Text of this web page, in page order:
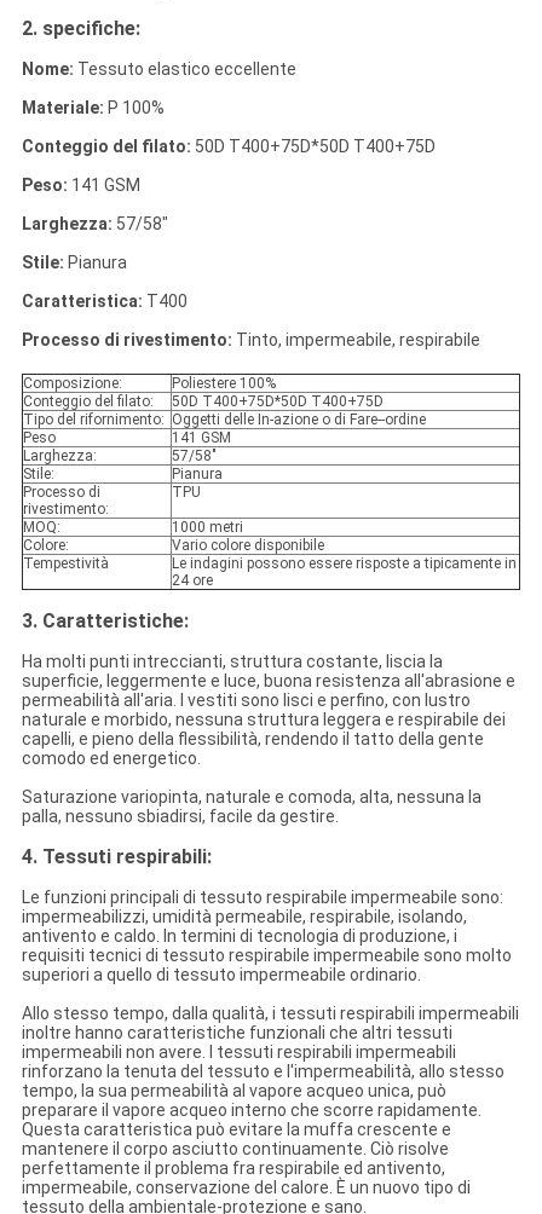
2. specifiche:
Nome: Tessuto elastico eccellente
Materiale: P 100%
Conteggio del filato: 50D T400+75D*50D T400+75D
Peso: 141 GSM
Larghezza: 57/58"
Stile: Pianura
Caratteristica: T400
Processo di rivestimento: Tinto, impermeabile, respirabile
Composizione:
Poliestere 100%
Conteggio del filato:
50D T400+75D*50D T400+75D
Tipo del rifornimento: Oggetti delle In-azione o di Fare--ordine
Peso
141 GSM
Larghezza:
57/58"
Stile:
Pianura
Processo di
rivestimento:
TPU
MOQ:
1000 metri
Colore:
Vario colore disponibile
Tempestività
Le indagini possono essere risposte a tipicamente in
24 ore
3. Caratteristiche:
Ha molti punti intreccianti, struttura costante, liscia la
superficie, leggermente e luce, buona resistenza all'abrasione e
permeabilità all'aria. I vestiti sono lisci e perfino, con lustro
naturale e morbido, nessuna struttura leggera e respirabile dei
capelli, e pieno della flessibilità, rendendo il tatto della gente
comodo ed energetico.
Saturazione variopinta, naturale e comoda, alta, nessuna la
palla, nessuno sbiadirsi, facile da gestire.
4. Tessuti respirabili:
Le funzioni principali di tessuto respirabile impermeabile sono:
impermeabilizzi, umidità permeabile, respirabile, isolando,
antivento e caldo. In termini di tecnologia di produzione, i
requisiti tecnici di tessuto respirabile impermeabile sono molto
superiori a quello di tessuto impermeabile ordinario.
Allo stesso tempo, dalla qualità, i tessuti respirabili impermeabili
inoltre hanno caratteristiche funzionali che altri tessuti
impermeabili non avere. I tessuti respirabili impermeabili
rinforzano la tenuta del tessuto e l'impermeabilità, allo stesso
tempo, la sua permeabilità al vapore acqueo unica, può
preparare il vapore acqueo interno che scorre rapidamente.
Questa caratteristica può evitare la muffa crescente e
mantenere il corpo asciutto continuamente. Ciò risolve
perfettamente il problema fra respirabile ed antivento,
impermeabile, conservazione del calore. È un nuovo tipo di
tessuto della ambientale-protezione e sano.